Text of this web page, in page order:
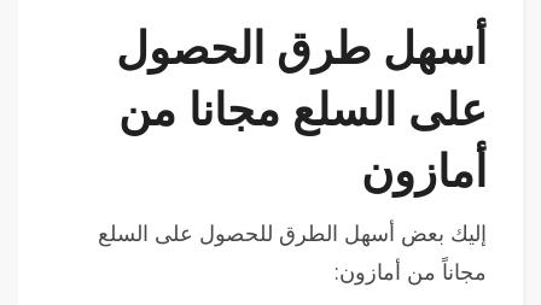
أسهل طرق الحصول
على السلع مجانا من
أمازون
إليك بعض أسهل الطرق للحصول على السلع
مجاناً من أمازون: